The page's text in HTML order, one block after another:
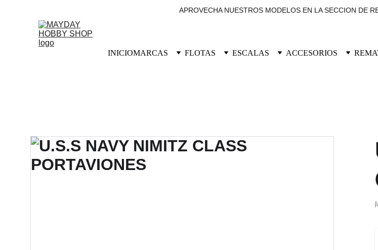
APROVECHA NUESTROS MODELOS EN LA SECCION DE
INICIOMARCAS FLOTAS ESCALAS ACCESORIOS